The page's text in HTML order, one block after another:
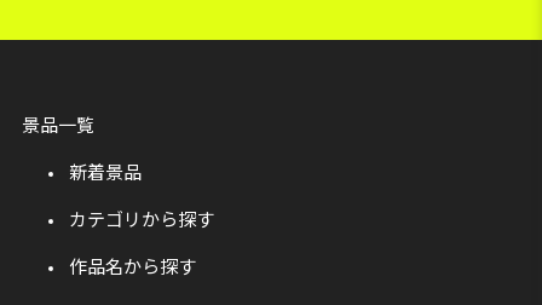
景品一覧
新着景品
カテゴリから探す
作品名から探す